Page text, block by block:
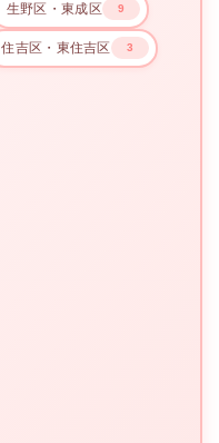
生野区・東成区 9
住吉区・東住吉区 3